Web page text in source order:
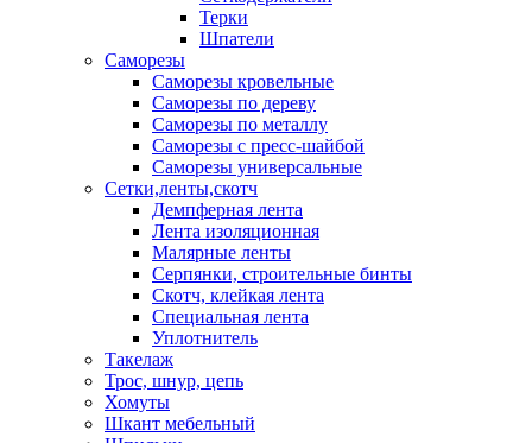
Терки
Шпатели
Саморезы
Саморезы кровельные
Саморезы по дереву
Саморезы по металлу
Саморезы с пресс-шайбой
Саморезы универсальные
Сетки,ленты,скотч
Демпферная лента
Лента изоляционная
Малярные ленты
Серпянки, строительные бинты
Скотч, клейкая лента
Специальная лента
Уплотнитель
Такелаж
Трос, шнур, цепь
Хомуты
Шкант мебельный